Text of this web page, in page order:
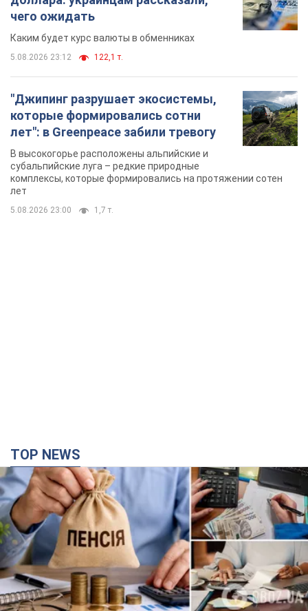
В высокогорье расположены альпийские и
комплексы, которые формировались на протяжении сотен
лет
Украинцы "хакнули" Пенсионный фонд:
выплаты массово увеличивают из-за исков, но
денег не хватает
Как пересчитывают пенсии
5 годин тому 99,2 т.